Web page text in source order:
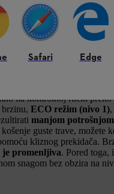
performansi sečenja i
ivica travnjaka i rad na
za košenje može se
na kontrolnoj ručki preko
ECO režim (nivo 1),
manjom
guste trave, možete
kliznog prekidača.
je promenljiva. Pored toga,
snagom bez obzira na
Safari Edge